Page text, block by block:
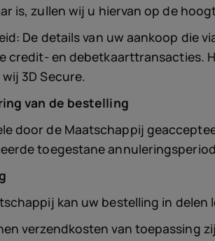
is, zullen wij u hiervan op de
De details van uw aankoop die
credit- en debetkaarttransacties.
3D Secure.
van de bestelling
door de Maatschappij
toegestane
kan uw bestelling in
verzendkosten van toepassing